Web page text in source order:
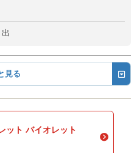
見る
ット バイオレット